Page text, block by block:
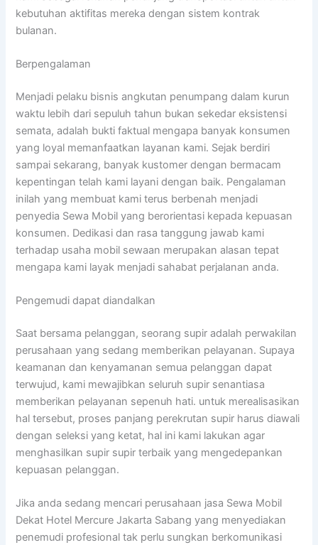
kebutuhan aktifitas mereka dengan sistem kontrak
bulanan.
Berpengalaman
Menjadi pelaku bisnis angkutan penumpang dalam kurun
waktu lebih dari sepuluh tahun bukan sekedar eksistensi
semata, adalah bukti faktual mengapa banyak konsumen
yang loyal memanfaatkan layanan kami. Sejak berdiri
sampai sekarang, banyak kustomer dengan bermacam
kepentingan telah kami layani dengan baik. Pengalaman
inilah yang membuat kami terus berbenah menjadi
penyedia Sewa Mobil yang berorientasi kepada kepuasan
konsumen. Dedikasi dan rasa tanggung jawab kami
terhadap usaha mobil sewaan merupakan alasan tepat
mengapa kami layak menjadi sahabat perjalanan anda.
Pengemudi dapat diandalkan
Saat bersama pelanggan, seorang supir adalah perwakilan
perusahaan yang sedang memberikan pelayanan. Supaya
keamanan dan kenyamanan semua pelanggan dapat
terwujud, kami mewajibkan seluruh supir senantiasa
memberikan pelayanan sepenuh hati. untuk merealisasikan
hal tersebut, proses panjang perekrutan supir harus diawali
dengan seleksi yang ketat, hal ini kami lakukan agar
menghasilkan supir supir terbaik yang mengedepankan
kepuasan pelanggan.
Jika anda sedang mencari perusahaan jasa Sewa Mobil
Dekat Hotel Mercure Jakarta Sabang yang menyediakan
penemudi profesional tak perlu sungkan berkomunikasi